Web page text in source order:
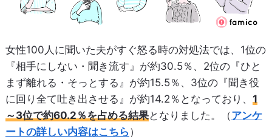
女性100人に聞いた夫がすぐ怒る時の対処法では、1位の
『相手にしない・聞き流す』が約30.5％、2位の『ひと
まず離れる・そっとする』が約15.5％、3位の『聞き役
に回り全て吐き出させる』が約14.2％となっており、 1
～3位で約60.2％を占める結果となりました。（アンケ
ートの詳しい内容はこちら ）